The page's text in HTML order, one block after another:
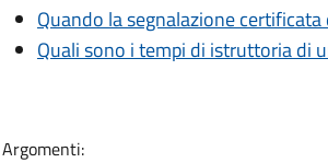
Quando la segnalazione
Quali sono i tempi di istruttoria di
Argomenti: